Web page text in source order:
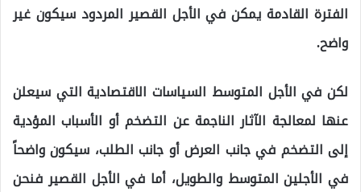
الفترة القادمة يمكن في الأجل القصير المردود سيكون غير
واضح.
لكن في الأجل المتوسط السياسات الاقتصادية التي سيعلن
عنها لمعالجة الآثار الناجمة عن التضخم أو الأسباب المؤدية
إلى التضخم في جانب العرض أو جانب الطلب، سيكون واضحاً
في الأجلين المتوسط والطويل، أما في الأجل القصير فنحن